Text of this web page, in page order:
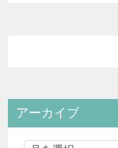
アーカイブ